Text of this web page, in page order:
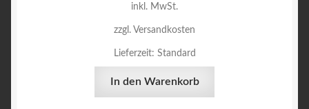
inkl. MwSt.
zzgl. Versandkosten
Lieferzeit: Standard
In den Warenkorb